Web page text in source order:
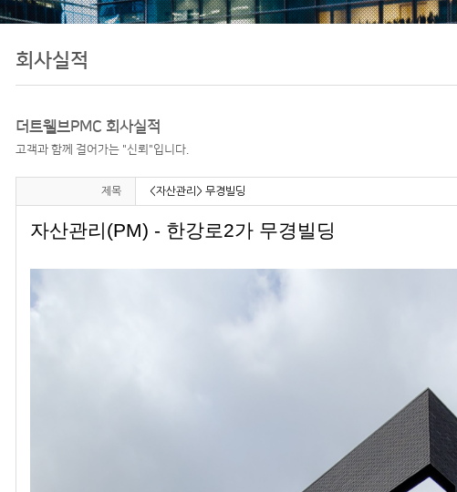
회사실적
더트웰브PMC 회사실적
고객과 함께 걸어가는 "신뢰"입니다.
제목 <자산관리> 무경빌딩
자산관리(PM) - 한강로2가 무경빌딩